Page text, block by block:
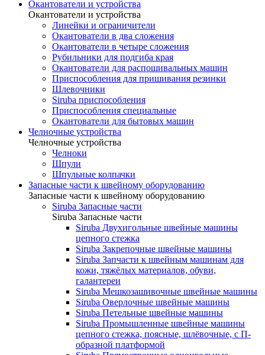
Окантователи и устройства
Окантователи и устройства
Линейки и ограничители
Окантователи в два сложения
Окантователи в четыре сложения
Рубильники для подгиба края
Окантователи для распошивальных машин
Приспособления для пришивания резинки
Шлевочники
Siruba приспособления
Приспособления специальные
Окантователи для бытовых машин
Челночные устройства
Челночные устройства
Челноки
Шпули
Шпульные колпачки
Запасные части к швейному оборудованию
Запасные части к швейному оборудованию
Siruba Запасные части
Siruba Запасные части
Siruba Двухигольные швейные машины
цепного стежка
Siruba Закрепочные швейные машины
Siruba Запчасти к швейным машинам для
кожи, тяжёлых материалов, обуви,
галантереи
Siruba Мешкозашивочные швейные машины
Siruba Оверлочные швейные машины
Siruba Петельные швейные машины
Siruba Промышленные швейные машины
цепного стежка, поясные, шлёвочные, с П-
образной платформой